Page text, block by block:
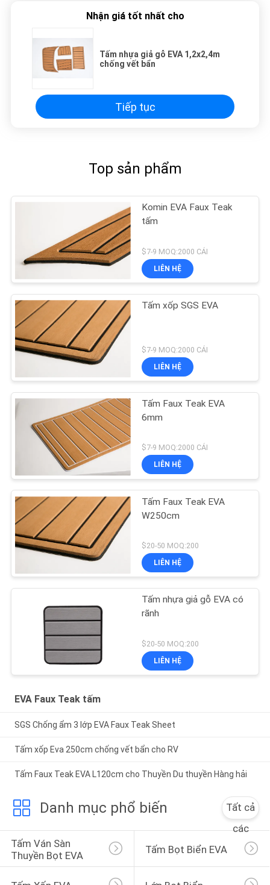
Nhận giá tốt nhất cho
Tấm nhựa giả gỗ EVA 1,2x2,4m
chống vết bẩn
Tiếp tục
Top sản phẩm
Komin EVA Faux Teak
tấm
$7-9 MOQ:2000 CÁI
LIÊN HỆ
Tấm xốp SGS EVA
$7-9 MOQ:2000 CÁI
LIÊN HỆ
Tấm Faux Teak EVA
6mm
$7-9 MOQ:2000 CÁI
LIÊN HỆ
Tấm Faux Teak EVA
W250cm
$20-50 MOQ:200
LIÊN HỆ
Tấm nhựa giả gỗ EVA có
rãnh
$20-50 MOQ:200
LIÊN HỆ
EVA Faux Teak tấm
SGS Chống ẩm 3 lớp EVA Faux Teak Sheet
Tấm xốp Eva 250cm chống vết bẩn cho RV
Tấm Faux Teak EVA L120cm cho Thuyền Du thuyền Hàng hải
Danh mục phổ biến
Tất cả
các
Tấm Ván Sàn
Thuyền Bọt EVA
Tấm Bọt Biển EVA